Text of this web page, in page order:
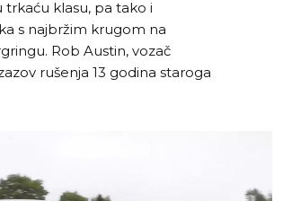
trkaću klasu, pa tako i
s najbržim krugom na
Rob Austin, vozač
rušenja 13 godina staroga